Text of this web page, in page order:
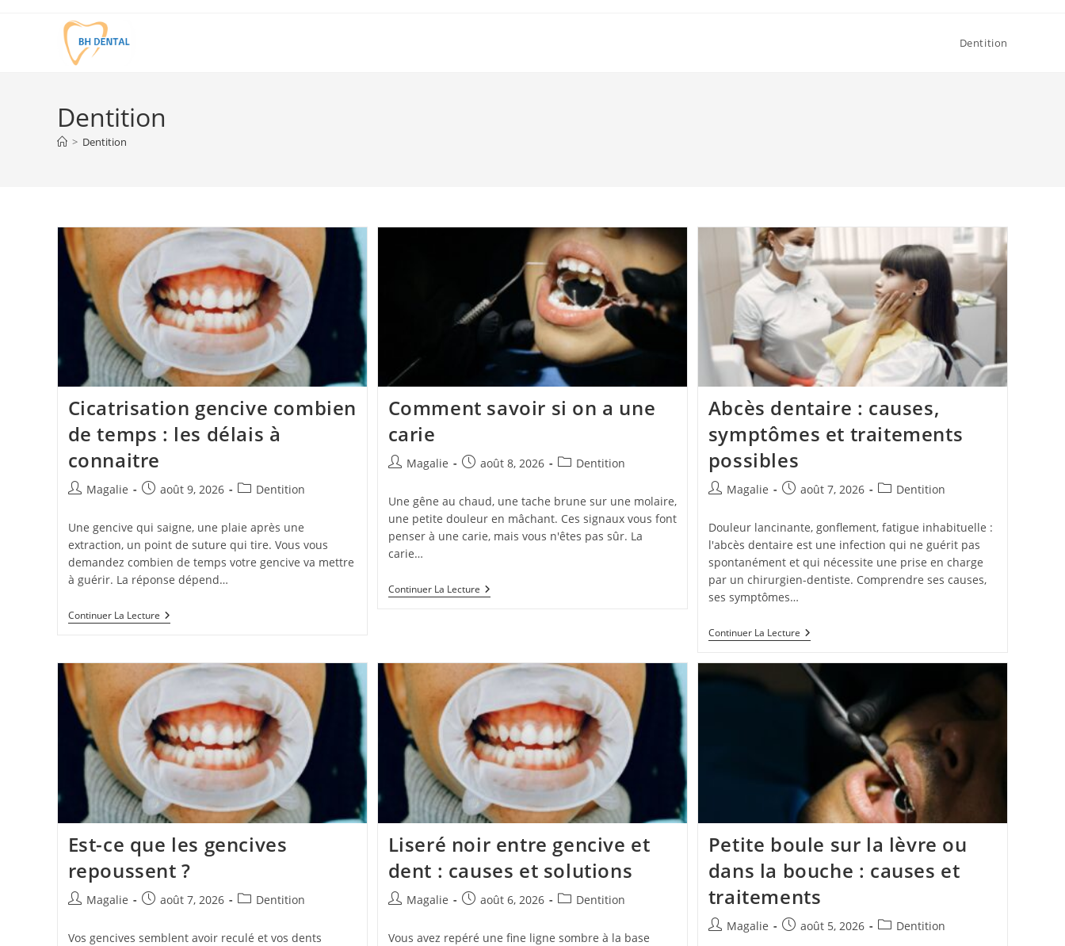
Dentition
Dentition
> Dentition
Cicatrisation gencive combien
de temps : les délais à
connaitre
Magalie août 9, 2026 Dentition
Une gencive qui saigne, une plaie après une
extraction, un point de suture qui tire. Vous vous
demandez combien de temps votre gencive va mettre
à guérir. La réponse dépend…
Continuer La Lecture
Comment savoir si on a une
carie
Magalie août 8, 2026 Dentition
Une gêne au chaud, une tache brune sur une molaire,
une petite douleur en mâchant. Ces signaux vous font
penser à une carie, mais vous n'êtes pas sûr. La
carie…
Continuer La Lecture
Abcès dentaire : causes,
symptômes et traitements
possibles
Magalie août 7, 2026 Dentition
Douleur lancinante, gonflement, fatigue inhabituelle :
l'abcès dentaire est une infection qui ne guérit pas
spontanément et qui nécessite une prise en charge
par un chirurgien-dentiste. Comprendre ses causes,
ses symptômes…
Continuer La Lecture
Est-ce que les gencives
repoussent ?
Magalie août 7, 2026 Dentition
Vos gencives semblent avoir reculé et vos dents
Liseré noir entre gencive et
dent : causes et solutions
Magalie août 6, 2026 Dentition
Vous avez repéré une fine ligne sombre à la base
Petite boule sur la lèvre ou
dans la bouche : causes et
traitements
Magalie août 5, 2026 Dentition